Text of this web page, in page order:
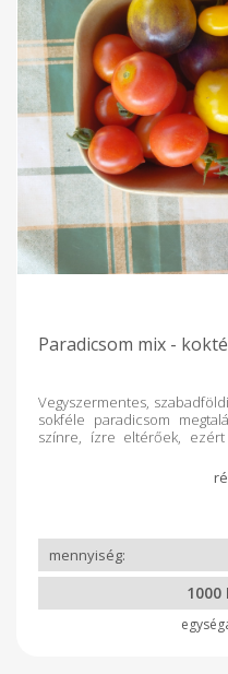
Paradicsom mix -
Vegyszermentes,
sokféle paradicsom
színre, ízre eltérőek,
is megtalálható köztük,
nincsenek.